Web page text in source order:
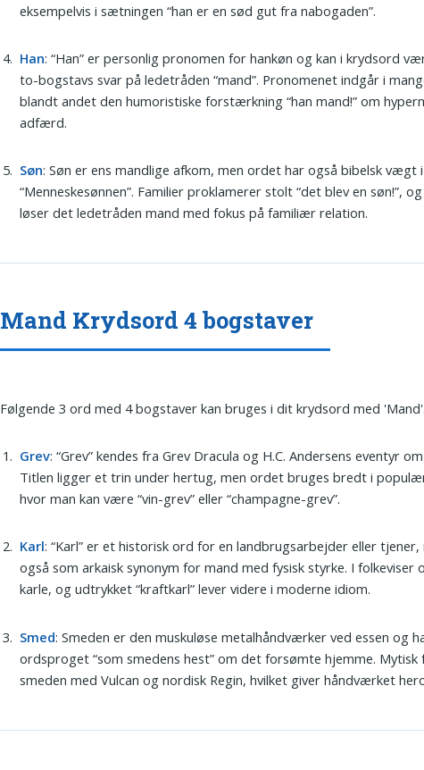
eksempelvis i sætningen “han er en sød gut fra nabogaden”.
Han: “Han” er personlig pronomen for hankøn og kan i krydsord
to-bogstavs svar på ledetråden “mand”. Pronomenet indgår i
blandt andet den humoristiske forstærkning “han mand!” om
adfærd.
Søn: Søn er ens mandlige afkom, men ordet har også bibelsk vægt i
“Menneskesønnen”. Familier proklamerer stolt “det blev en søn!”,
løser det ledetråden mand med fokus på familiær relation.
Mand Krydsord 4 bogstaver
Følgende 3 ord med 4 bogstaver kan bruges i dit krydsord med 'Mand'.
Grev: “Grev” kendes fra Grev Dracula og H.C. Andersens eventyr
Titlen ligger et trin under hertug, men ordet bruges bredt i
hvor man kan være “vin-grev” eller “champagne-grev”.
Karl: “Karl” er et historisk ord for en landbrugsarbejder eller tjener,
også som arkaisk synonym for mand med fysisk styrke. I
karle, og udtrykket “kraftkarl” lever videre i moderne idiom.
Smed: Smeden er den muskuløse metalhåndværker ved essen og
ordsproget “som smedens hest” om det forsømte hjemme. Mytisk
smeden med Vulcan og nordisk Regin, hvilket giver håndværket